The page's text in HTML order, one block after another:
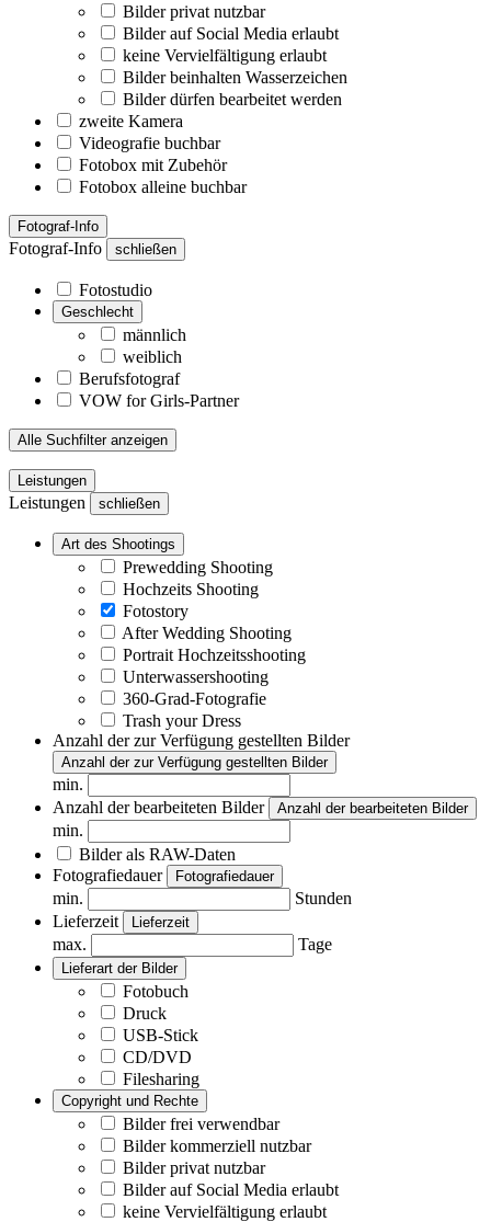
Bilder privat nutzbar
Bilder auf Social Media erlaubt
keine Vervielfältigung erlaubt
Bilder beinhalten Wasserzeichen
Bilder dürfen bearbeitet werden
zweite Kamera
Videografie buchbar
Fotobox mit Zubehör
Fotobox alleine buchbar
Fotograf-Info
Fotograf-Info schließen
Fotostudio
Geschlecht
männlich
weiblich
Berufsfotograf
VOW for Girls-Partner
Alle Suchfilter anzeigen
Leistungen
Leistungen schließen
Art des Shootings
Prewedding Shooting
Hochzeits Shooting
Fotostory
After Wedding Shooting
Portrait Hochzeitsshooting
Unterwassershooting
360-Grad-Fotografie
Trash your Dress
Anzahl der zur Verfügung gestellten Bilder
Anzahl der zur Verfügung gestellten Bilder
min.
Anzahl der bearbeiteten Bilder
Anzahl der bearbeiteten Bilder
min.
Bilder als RAW-Daten
Fotografiedauer
Fotografiedauer
min.
Stunden
Lieferzeit
Lieferzeit
max. Tage
Lieferart der Bilder
Fotobuch
Druck
USB-Stick
CD/DVD
Filesharing
Copyright und Rechte
Bilder frei verwendbar
Bilder kommerziell nutzbar
Bilder privat nutzbar
Bilder auf Social Media erlaubt
keine Vervielfältigung erlaubt